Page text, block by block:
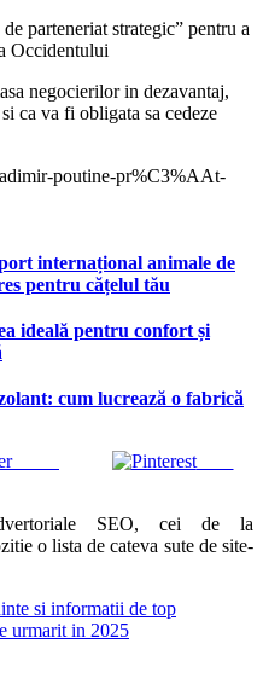
parteneriat strategic” pentru a
Occidentului
negocierilor in dezavantaj,
ca va fi obligata sa cedeze
poutine-pr%C3%AAt-
internațional animale de
pentru cățelul tău
ideală pentru confort și
cum lucrează o fabrică
Tweet Save
SEO, cei de la
o lista de cateva sute de site-
si informatii de top
urmarit in 2025